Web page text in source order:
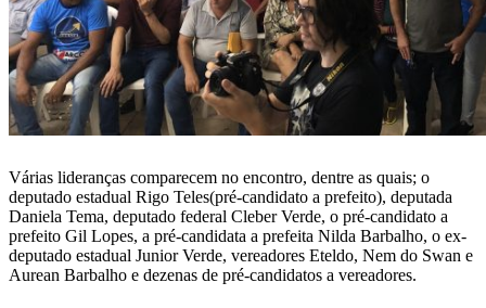
Várias lideranças comparecem no encontro, dentre as quais; o
deputado estadual Rigo Teles(pré-candidato a prefeito), deputada
Daniela Tema, deputado federal Cleber Verde, o pré-candidato a
prefeito Gil Lopes, a pré-candidata a prefeita Nilda Barbalho, o ex-
deputado estadual Junior Verde, vereadores Eteldo, Nem do Swan e
Aurean Barbalho e dezenas de pré-candidatos a vereadores.